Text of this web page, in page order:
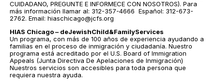
CUIDADANO, PREGUNTE E INFORMECE CON NOSOTROS). Para
más información llamar al: 312-357-4666 Español: 312-673-
2762. Email: hiaschicago@jcfs.org
HIAS Chicago – deJewishChild&FamilyServices
Un programa, con más de 100 años de experiencia ayudando a
familias en el proceso de inmigración y ciudadanía. Nuestro
programa está acreditado por el U.S. Board of Immigration
Appeals (Junta Directiva De Apelaciones de Inmigración)
Nuestros servicios son accesibles para toda persona que
requiera nuestra ayuda.